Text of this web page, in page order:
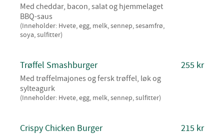
Med cheddar, bacon, salat og hjemmelaget
BBQ-saus
(Inneholder: Hvete, egg, melk, sennep, sesamfrø,
soya, sulfitter)
Trøffel Smashburger
Med trøffelmajones og fersk trøffel, løk og
sylteagurk
(Inneholder: Hvete, egg, melk, sennep, sulfitter)
255 kr
Crispy Chicken Burger 215 kr